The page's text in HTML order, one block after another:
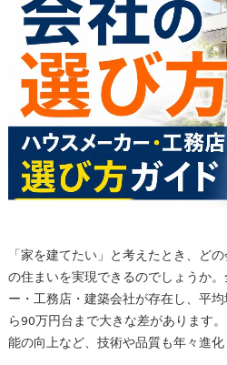
「家を建てたい」と考えたとき、ど
の住まいを実現できるのでしょうか
ー・工務店・建築会社が存在し、平
ら90万円台まで大きな差があります
能の向上など、技術や品質も年々進化